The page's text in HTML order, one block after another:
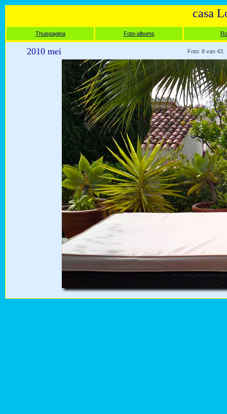
casa
Thuispagina Foto-albums
2010 mei Foto: 8 van 43.